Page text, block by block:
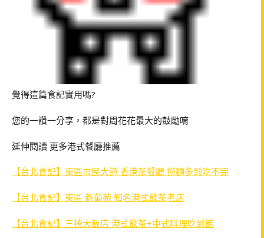
覺得這篇食記實用嗎?
您的一讚一分享，都是對周花花最大的鼓勵唷
延伸閱讀 更多港式餐廳推薦
【台北食記】東區市民大道 香港茶餐廳 撈麵多到吃不完
【台北食記】東區 新葡苑 知名港式飲茶老店
【台北食記】三德大飯店 港式飲茶+中式料理吃到飽